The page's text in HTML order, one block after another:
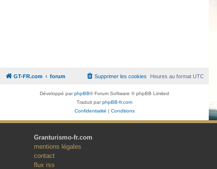
GT-FR.com forum Heures au formatUTC
Supprimer les cookies
Développé parphpBB® Forum Software © phpBB Limited
Traduit parphpBB-fr.com
Confidentialité | Conditions
Granturismo-fr.com
mentions légales
contact
flux rss